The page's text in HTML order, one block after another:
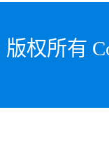
版权所有